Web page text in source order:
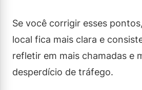
Se você corrigir esses
local fica mais clara e
refletir em mais chamadas e
desperdício de tráfego.